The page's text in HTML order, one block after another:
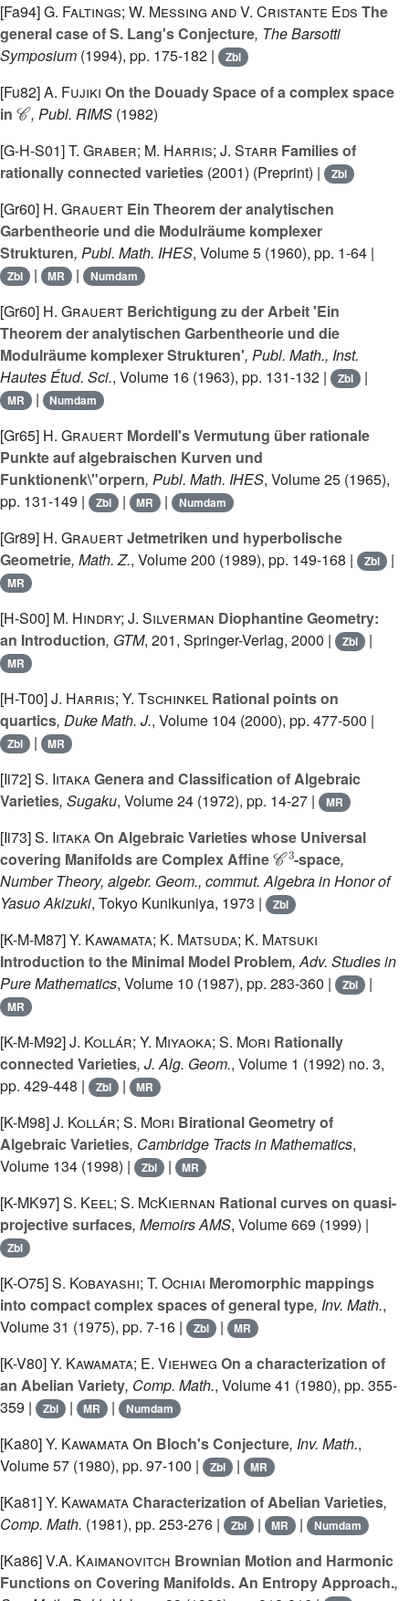
[Fa94]G. Faltings; W. Messing and V. Cristante Eds The
general case of S. Lang's Conjecture, The Barsotti
Symposium (1994), pp. 175-182 | Zbl
[Fu82]A. Fujiki On the Douady Space of a complex space
in
𝒞
, Publ. RIMS(1982)
[G-H-S01]T. Graber; M. Harris; J. Starr Families of
rationally connected varieties (2001) (Preprint) | Zbl
[Gr60] H. Grauert Ein Theorem der analytischen
Garbentheorie und die Modulräume komplexer
Strukturen, Publ. Math. IHES, Volume 5 (1960), pp. 1-64 |
Zbl | MR | Numdam
[Gr60] H. Grauert Berichtigung zu der Arbeit 'Ein
Theorem der analytischen Garbentheorie und die
Modulräume komplexer Strukturen', Publ. Math., Inst.
Hautes Étud. Sci., Volume 16 (1963), pp. 131-132 | Zbl |
MR | Numdam
[Gr65] H. Grauert Mordell's Vermutung über rationale
Punkte auf algebraischen Kurven und
Funktionenk\"orpern, Publ. Math. IHES, Volume 25 (1965),
pp. 131-149 |
Zbl | MR | Numdam
[Gr89] H. GrauertJetmetriken und hyperbolische
Geometrie, Math. Z., Volume 200 (1989), pp. 149-168 | Zbl |
MR
[H-S00] M. Hindry; J. Silverman Diophantine Geometry:
an Introduction, GTM, 201, Springer-Verlag, 2000 | Zbl |
MR
[H-T00]J. Harris; Y. Tschinkel Rational points on
quartics, Duke Math. J., Volume 104 (2000), pp. 477-500 |
Zbl | MR
[Ii72]S. IitakaGenera and Classification of Algebraic
Varieties, Sugaku, Volume 24 (1972), pp. 14-27 | MR
[Ii73]S. IitakaOn Algebraic Varieties whose Universal
covering Manifolds are Complex Affine
𝒞3
-space,
Number Theory, algebr. Geom., commut. Algebra in Honor of
Yasuo Akizuki, Tokyo Kunikuniya, 1973 | Zbl
[K-M-M87]Y. Kawamata; K. Matsuda; K. Matsuki
Introduction to the Minimal Model Problem, Adv. Studies in
Pure Mathematics, Volume 10 (1987), pp. 283-360 | Zbl |
MR
[K-M-M92]J. Kollár; Y. Miyaoka; S. Mori Rationally
connected Varieties, J. Alg. Geom., Volume 1 (1992) no. 3,
pp. 429-448 |
Zbl | MR
[K-M98]J. Kollár; S. Mori Birational Geometry of
Algebraic Varieties, Cambridge Tracts in Mathematics,
Volume 134 (1998) | Zbl | MR
[K-MK97]S. Keel; S. McKiernan Rational curves on quasi-
projective surfaces, Memoirs AMS, Volume 669 (1999) |
Zbl
[K-O75]S. Kobayashi; T. Ochiai Meromorphic mappings
into compact complex spaces of general type, Inv. Math.,
Volume 31 (1975), pp. 7-16 | Zbl | MR
[K-V80]Y. Kawamata; E. Viehweg On a characterization of
an Abelian Variety, Comp. Math., Volume 41 (1980), pp. 355-
359 |
Zbl | MR | Numdam
[Ka80]Y. KawamataOn Bloch's Conjecture, Inv. Math.,
Volume 57 (1980), pp. 97-100 | Zbl | MR
[Ka81]Y. KawamataCharacterization of Abelian Varieties,
Comp. Math. (1981), pp. 253-276 | Zbl | MR | Numdam
[Ka86]V.A. Kaimanovitch Brownian Motion and Harmonic
Functions on Covering Manifolds. An Entropy Approach.,